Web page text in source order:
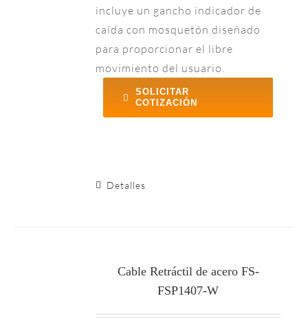
incluye un gancho indicador de
caída con mosquetón diseñado
para proporcionar el libre
movimiento del usuario.
SOLICITAR
COTIZACIÓN
Detalles
Cable Retráctil de acero FS-
FSP1407-W